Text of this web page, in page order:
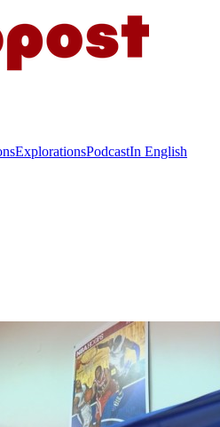
ExplorationsPodcastIn English